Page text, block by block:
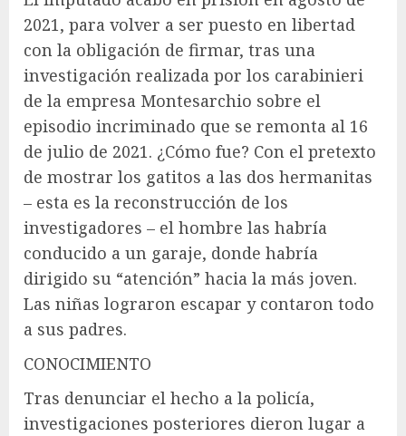
2021, para volver a ser puesto en libertad
con la obligación de firmar, tras una
investigación realizada por los carabinieri
de la empresa Montesarchio sobre el
episodio incriminado que se remonta al 16
de julio de 2021. ¿Cómo fue? Con el pretexto
de mostrar los gatitos a las dos hermanitas
– esta es la reconstrucción de los
investigadores – el hombre las habría
conducido a un garaje, donde habría
dirigido su “atención” hacia la más joven.
Las niñas lograron escapar y contaron todo
a sus padres.
CONOCIMIENTO
Tras denunciar el hecho a la policía,
investigaciones posteriores dieron lugar a